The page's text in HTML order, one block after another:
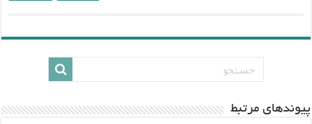
پيوندهاي مرتبط